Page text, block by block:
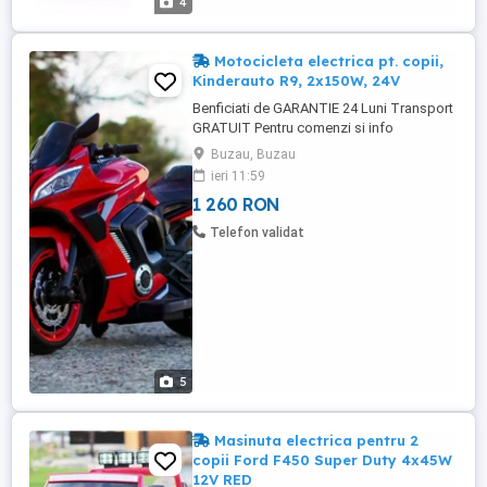
5
Motocicleta electrica pt. copii,
Kinderauto R9, 2x150W, 24V
Benficiati de GARANTIE 24 Luni Transport
GRATUIT Pentru comenzi si info
contactati-ne Motocicleta electrica pt.
copii, Kinderauto R9, 2x150W, 24V Roti
moi din cauciuc EVA, silentioase si
confortabile ROTI AJUTATOARE Scaun
tapitat cu piele ecologica, confortabil
Buzau, Buzau
ieri 11:59
1 260 RON
Telefon validat
Masinuta electrica pentru 2
copii Ford F450 Super Duty 4x45W
12V RED